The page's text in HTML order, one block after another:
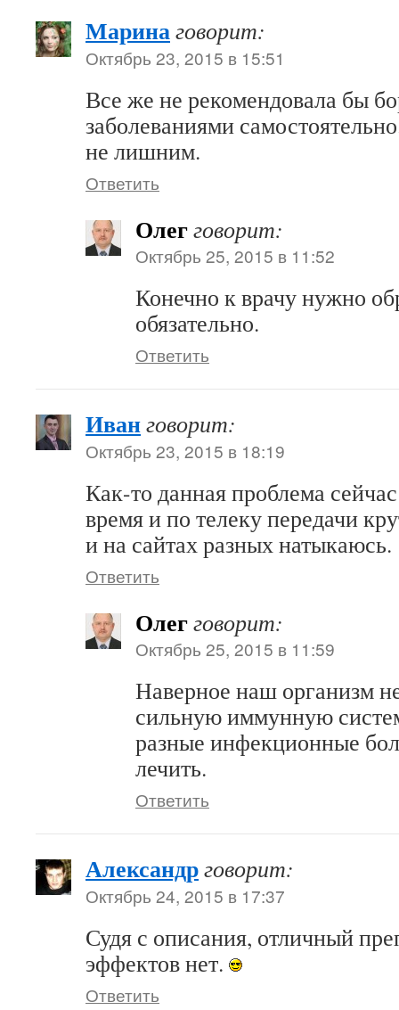
Маринаговорит:
Октябрь 23, 2015 в 15:51
Все же не рекомендовала бы
заболеваниями
не лишним.
Ответить
Олегговорит:
Октябрь 25, 2015 в 11:52
Конечно к врачу нужно
обязательно.
Ответить
Иванговорит:
Октябрь 23, 2015 в 18:19
Как-то данная проблема
время и по телеку передачи
и на сайтах разных натыкаюсь.
Ответить
Олегговорит:
Октябрь 25, 2015 в 11:59
Наверное наш организм
сильную иммунную
разные инфекционные
лечить.
Ответить
Александрговорит:
Октябрь 24, 2015 в 17:37
Судя с описания, отличный
эффектов нет.
Ответить